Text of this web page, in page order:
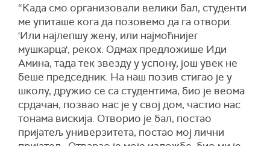
“Када смо организовали велики бал, студенти
ме упиташе кога да позовемо да га отвори.
'Или најлепшу жену, или најмоћнијег
мушкарца', рекох. Одмах предложише Иди
Амина, тада тек звезду у успону, још увек не
беше председник. На наш позив стигао је у
школу, дружио се са студентима, био је веома
срдачан, позвао нас је у свој дом, частио нас
тонама вискија. Отворио је бал, постао
пријатељ универзитета, постао мој лични